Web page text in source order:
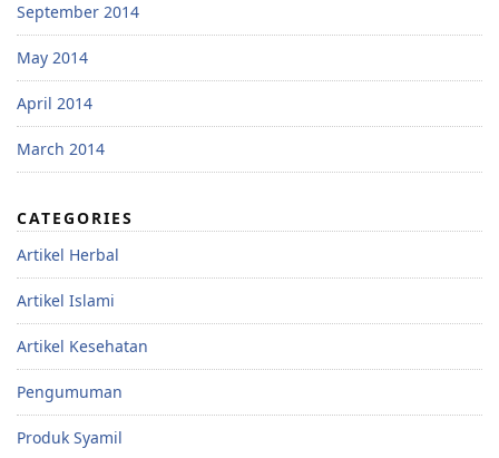
September 2014
May 2014
April 2014
March 2014
CATEGORIES
Artikel Herbal
Artikel Islami
Artikel Kesehatan
Pengumuman
Produk Syamil